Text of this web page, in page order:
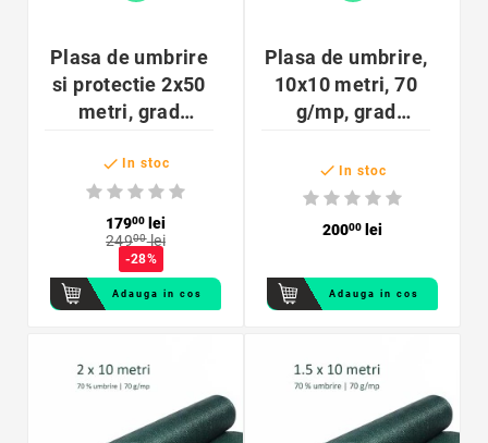
Plasa de umbrire
si protectie 2x50
metri, grad
densitate 70
g/mp, HDPE,
verde
 In stoc
17900 lei
24900lei
-28%
Adauga in cos
Plasa de umbrire,
10x10 metri, 70
g/mp, grad
verde
 In stoc
20000 lei
Adauga in cos